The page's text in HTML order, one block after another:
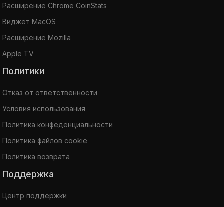
Расширение Chrome CoinStats
Виджет MacOS
Расширение Mozilla
Apple TV
Политики
Отказ от ответственности
Условия использования
Политика конфеденциальности
Политика файлов cookie
Политика возврата
Поддержка
Центр поддержки